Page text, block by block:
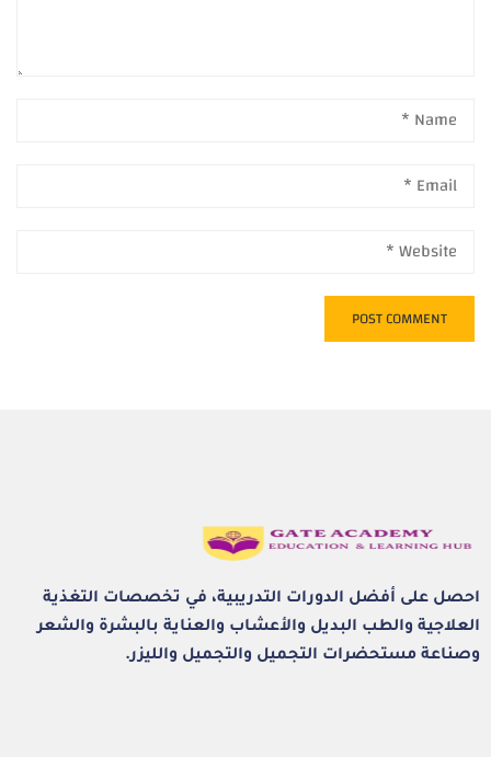
احصل على أفضل الدورات التدريبية، في تخصصات التغذية
العلاجية والطب البديل والأعشاب والعناية بالبشرة والشعر
وصناعة مستحضرات التجميل والتجميل والليزر.